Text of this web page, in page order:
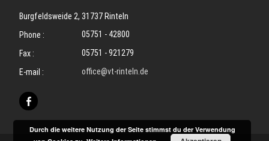
Burgfeldsweide 2, 31737 Rinteln
Phone :
05751 - 42800
Fax :
05751 - 921279
E-mail :
office@vt-rinteln.de
Durch die weitere Nutzung der Seite stimmst du der Verwendung